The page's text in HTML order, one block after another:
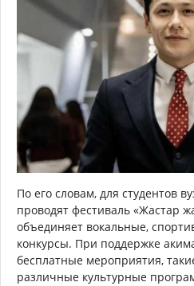
По его словам, для студентов
проводят фестиваль «Жастар
объединяет вокальные,
конкурсы. При поддержке
бесплатные мероприятия,
различные культурные